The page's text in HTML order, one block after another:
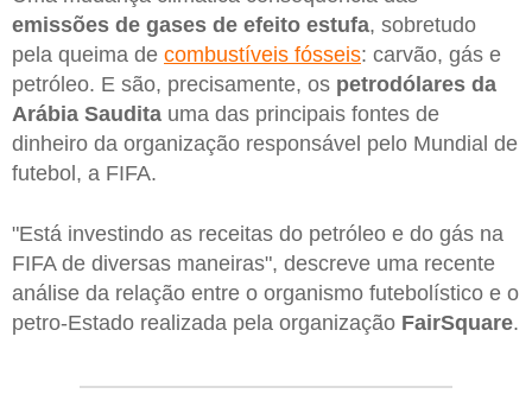
emissões de gases de efeito estufa, sobretudo
pela queima de combustíveis fósseis: carvão, gás e
petróleo. E são, precisamente, os petrodólares da
Arábia Saudita uma das principais fontes de
dinheiro da organização responsável pelo Mundial de
futebol, a FIFA.
"Está investindo as receitas do petróleo e do gás na
FIFA de diversas maneiras", descreve uma recente
análise da relação entre o organismo futebolístico e o
petro-Estado realizada pela organização FairSquare.